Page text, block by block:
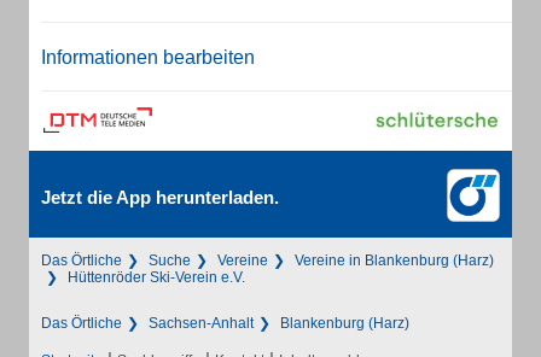
Informationen bearbeiten
Jetzt die App herunterladen.
Das Örtliche Suche Vereine
Vereine in Blankenburg (Harz)
Hüttenröder Ski-Verein e.V.
Das Örtliche Sachsen-Anhalt Blankenburg (Harz)